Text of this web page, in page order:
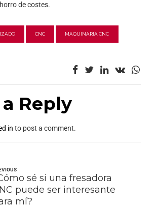
de costes.
CNC MAQUINARIA CNC
Reply
in to post a comment.
sé si una fresadora
puede ser interesante
mí?